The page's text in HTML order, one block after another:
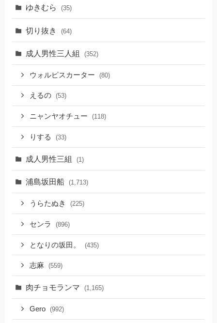
ゆきむら (35)
切り抜き (64)
成人男性三人組 (352)
ウォルピスカーター (80)
えるの (53)
ニャンヤオチュー (118)
りする (33)
成人男性三組 (1)
浦島坂田船 (1,713)
うらたぬき (225)
センラ (896)
となりの坂田。 (435)
志麻 (559)
肉チョモランマ (1,165)
Gero (992)